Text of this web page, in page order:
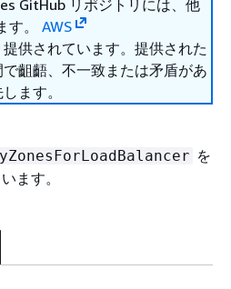
GitHub リポジトリには、他
す。 AWS
供されています。提供された
齟齬、不一致または矛盾があ
ます。
を
ます。